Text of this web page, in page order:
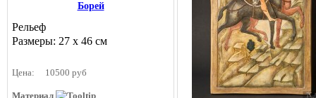
Борей
Рельеф
Размеры: 27 х 46 см
Цена: 10500 руб
Материал